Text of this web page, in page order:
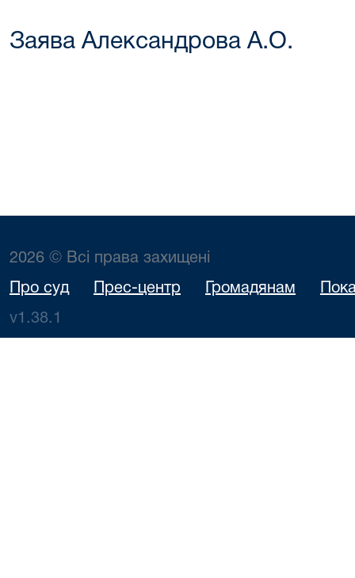
Заява Александрова А.О.
2026 © Всі права захищені
Про суд Прес-центр Громадянам
v1.38.1